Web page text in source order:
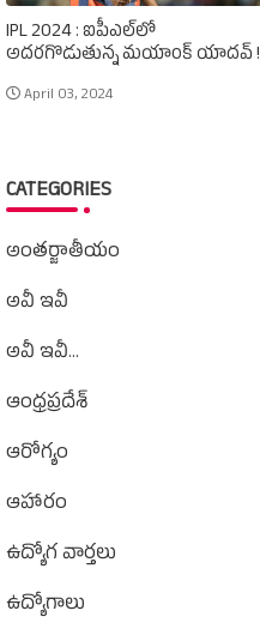
IPL 2024 : ఐపీఎల్‌లో
అదరగొడుతున్న మయాంక్‌ యాదవ్‌ !
April 03, 2024
CATEGORIES
అంతర్జాతీయం
అవీ ఇవీ
అవీ ఇవీ...
ఆంధ్రప్రదేశ్‌
ఆరోగ్యం
ఆహారం
ఉద్యోగ వార్తలు
ఉద్యోగాలు